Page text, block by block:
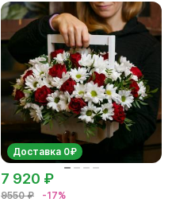
Доставка 0₽
9550 ₽ -17%
7 920 ₽